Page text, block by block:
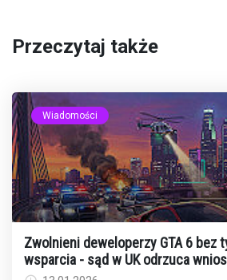
Przeczytaj także
Wiadomości
Zwolnieni deweloperzy GTA 6 bez
wsparcia - sąd w UK odrzuca